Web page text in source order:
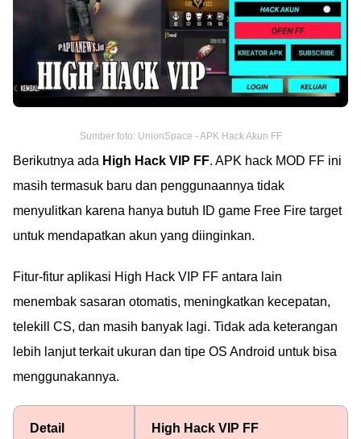
Sumber foto: UnionSpace - APK Hack Akun FF
Berikutnya ada High Hack VIP FF. APK hack MOD FF ini
masih termasuk baru dan penggunaannya tidak
menyulitkan karena hanya butuh ID game Free Fire target
untuk mendapatkan akun yang diinginkan.
Fitur-fitur aplikasi High Hack VIP FF antara lain
menembak sasaran otomatis, meningkatkan kecepatan,
telekill CS, dan masih banyak lagi. Tidak ada keterangan
lebih lanjut terkait ukuran dan tipe OS Android untuk bisa
menggunakannya.
Detail High Hack VIP FF